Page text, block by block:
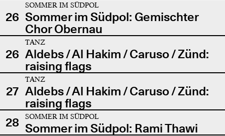
26
SOMMER IM SÜDPOL
Sommer im Südpol: Gemischter
Chor Obernau
26
TANZ
Aldebs / Al Hakim / Caruso / Zünd:
raising flags
27
TANZ
Aldebs / Al Hakim / Caruso / Zünd:
raising flags
28
SOMMER IM SÜDPOL
Sommer im Südpol: Rami Thawi